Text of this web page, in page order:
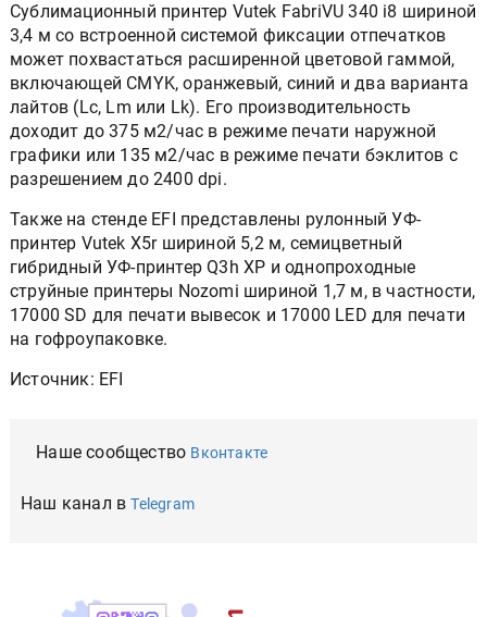
Cублимационный принтер Vutek FabriVU 340 i8 шириной
3,4 м со встроенной системой фиксации отпечатков
может похвастаться расширенной цветовой гаммой,
включающей CMYK, оранжевый, синий и два варианта
лайтов (Lc, Lm или Lk). Его производительность
доходит до 375 м2/час в режиме печати наружной
графики или 135 м2/час в режиме печати бэклитов с
разрешением до 2400 dpi.
Также на стенде EFI представлены рулонный УФ-
принтер Vutek X5r шириной 5,2 м, семицветный
гибридный УФ-принтер Q3h XP и однопроходные
струйные принтеры Nozomi шириной 1,7 м, в частности,
17000 SD для печати вывесок и 17000 LED для печати
на гофроупаковке.
Источник: EFI
Наше сообщество Вконтакте
Наш канал вTelegram